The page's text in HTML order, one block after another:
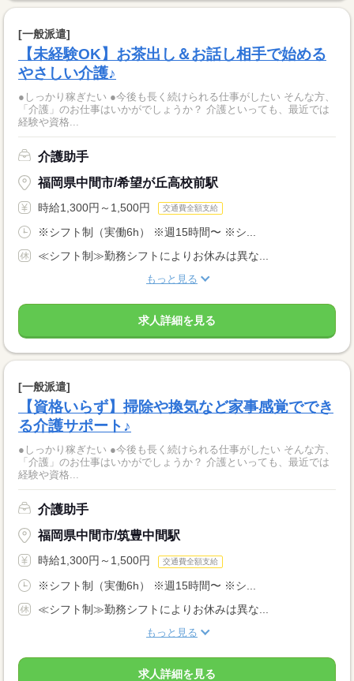
[一般派遣]
【未経験OK】お茶出し＆お話し相手で始める
やさしい介護♪
●しっかり稼ぎたい ●今後も長く続けられる仕事がしたい そんな方、
「介護」のお仕事はいかがでしょうか？ 介護といっても、最近では
経験や資格...
介護助手
福岡県中間市/希望が丘高校前駅
時給1,300円～1,500円 交通費全額支給
※シフト制（実働6h） ※週15時間〜 ※シ...
≪シフト制≫勤務シフトによりお休みは異な...
もっと見る
求人詳細を見る
[一般派遣]
【資格いらず】掃除や換気など家事感覚ででき
る介護サポート♪
●しっかり稼ぎたい ●今後も長く続けられる仕事がしたい そんな方、
「介護」のお仕事はいかがでしょうか？ 介護といっても、最近では
経験や資格...
介護助手
福岡県中間市/筑豊中間駅
時給1,300円～1,500円 交通費全額支給
※シフト制（実働6h） ※週15時間〜 ※シ...
≪シフト制≫勤務シフトによりお休みは異な...
もっと見る
求人詳細を見る